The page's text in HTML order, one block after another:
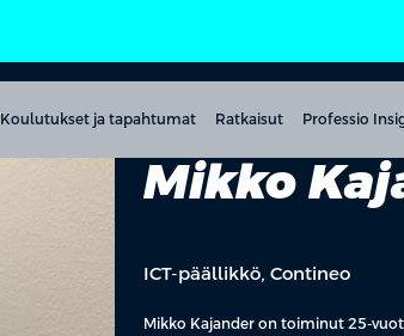
Koulutukset ja tapahtumat Ratkaisut Professio
Mikko
ICT-päällikkö, Contineo
Mikko Kajander on toiminut 25-